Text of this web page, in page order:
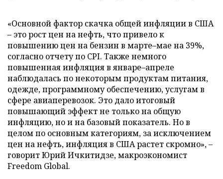
«Основной фактор скачка общей инфляции в США
– это рост цен на нефть, что привело к
повышению цен на бензин в марте–мае на 39%,
согласно отчету по CPI. Также немного
повышенная инфляция в январе–апреле
наблюдалась по некоторым продуктам питания,
одежде, программному обеспечению, услугам в
сфере авиаперевозок. Это дало итоговый
повышающий эффект не только на общую
инфляцию, но и на базовый показатель. Но в
целом по основным категориям, за исключением
цен на нефть, инфляция в США растет скромно», –
говорит Юрий Ичкитидзе, макроэкономист
Freedom Global.